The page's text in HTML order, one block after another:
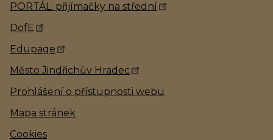
PORTÁL: přijímačky na střední
DofE
Edupage
Město Jindřichův Hradec
Prohlášení o přístupnosti webu
Mapa stránek
Cookies